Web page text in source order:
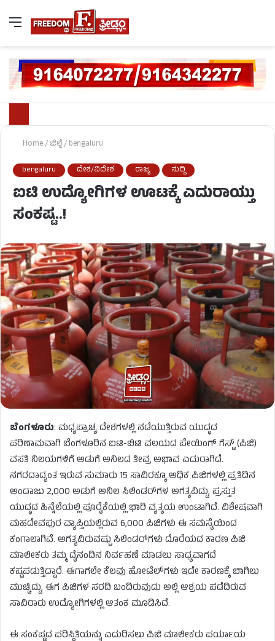
Home/ಜಿಲ್ಲೆ/bengaluru
bengaluru ದೇಶ/ವಿದೇಶ ರಾಜ್ಯ ಸುದ್ದಿ
ಐಟಿ ಉದ್ಯೋಗಿಗಳ ಊಟಕ್ಕೆ ಎದುರಾಯ್ತು
ಸಂಕಷ್ಟ..!
ಬೆಂಗಳೂರು: ಮಧ್ಯಪ್ರಾಚ್ಯ ದೇಶಗಳಲ್ಲಿ ನಡೆಯುತ್ತಿರುವ ಯುದ್ಧದ
ಪರಿಣಾಮವಾಗಿ ಬೆಂಗಳೂರಿನ ಐಟಿ-ಬಿಟಿ ವಲಯದ ಪೇಯಿಂಗ್ ಗೆಸ್ಟ್ (ಪಿಜಿ)
ವಸತಿ ನಿಲಯಗಳಿಗೆ ಅಡುಗೆ ಅನಿಲದ ತೀವ್ರ ಅಭಾವ ಎದುರಾಗಿದೆ.
ನಗರದಾದ್ಯಂತ ಇರುವ ಸುಮಾರು 15 ಸಾವಿರಕ್ಕೂ ಅಧಿಕ ಪಿಜಿಗಳಲ್ಲಿ ಪ್ರತಿದಿನ
ಅಂದಾಜು 2,000 ಅಡುಗೆ ಅನಿಲ ಸಿಲಿಂಡರ್‌ಗಳ ಅಗತ್ಯವಿದ್ದು, ಪ್ರಸ್ತುತ
ಯುದ್ಧದ ಹಿನ್ನೆಲೆಯಲ್ಲಿ ಪೂರೈಕೆಯಲ್ಲಿ ಭಾರಿ ವ್ಯತ್ಯಯ ಉಂಟಾಗಿದೆ. ವಿಶೇಷವಾಗಿ
ಮಹದೇವಪುರ ವ್ಯಾಪ್ತಿಯಲ್ಲಿರುವ 6,000 ಪಿಜಿಗಳು ಈ ಸಮಸ್ಯೆಯಿಂದ
ಕಂಗಾಲಾಗಿವೆ. ಅಗತ್ಯವಿರುವಷ್ಟು ಸಿಲಿಂಡರ್‌ಗಳು ದೊರೆಯದ ಕಾರಣ ಪಿಜಿ
ಮಾಲೀಕರು ತಮ್ಮ ದೈನಂದಿನ ನಿರ್ವಹಣೆ ಮಾಡಲು ಸಾಧ್ಯವಾಗದೆ
ಕಷ್ಟಪಡುತ್ತಿದ್ದಾರೆ. ಈಗಾಗಲೇ ಕೆಲವು ಹೋಟೆಲ್‌ಗಳು ಇದೇ ಕಾರಣಕ್ಕೆ ಬಾಗಿಲು
ಮುಚ್ಚಿದ್ದು, ಈಗ ಪಿಜಿಗಳ ಸರದಿ ಬಂದಿರುವುದು ಅಲ್ಲಿ ಆಶ್ರಯ ಪಡೆದಿರುವ
ಸಾವಿರಾರು ಉದ್ಯೋಗಿಗಳಲ್ಲಿ ಆತಂಕ ಮೂಡಿಸಿದೆ.
ಈ ಸಂಕಷ್ಟದ ಪರಿಸ್ಥಿತಿಯನ್ನು ಎದುರಿಸಲು ಪಿಜಿ ಮಾಲೀಕರು ಪರ್ಯಾಯ